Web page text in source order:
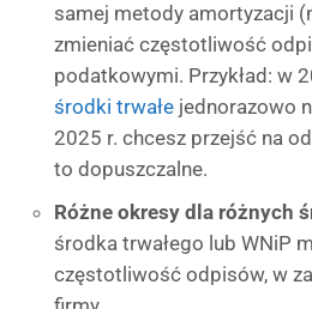
samej metody amortyzacji
zmieniać częstotliwość
podatkowymi. Przykład: w
środki trwałe jednorazowo
2025 r. chcesz przejść na
to dopuszczalne.
Różne okresy dla różnych
środka trwałego lub WNiP
częstotliwość odpisów, w